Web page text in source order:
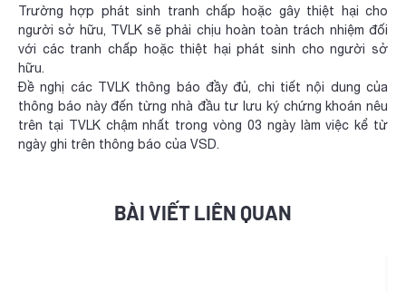
Trường hợp phát sinh tranh chấp hoặc gây thiệt hại cho
người sở hữu, TVLK sẽ phải chịu hoàn toàn trách nhiệm đối
với các tranh chấp hoặc thiệt hại phát sinh cho người sở
hữu.
Đề nghị các TVLK thông báo đầy đủ, chi tiết nội dung của
thông báo này đến từng nhà đầu tư lưu ký chứng khoán nêu
trên tại TVLK chậm nhất trong vòng 03 ngày làm việc kể từ
ngày ghi trên thông báo của VSD.
BÀI VIẾT LIÊN QUAN